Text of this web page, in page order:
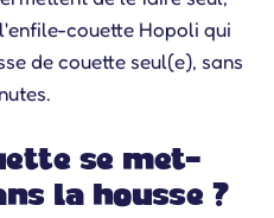
couette Hopoli qui
de couette seul(e), sans
se met-
la housse ?